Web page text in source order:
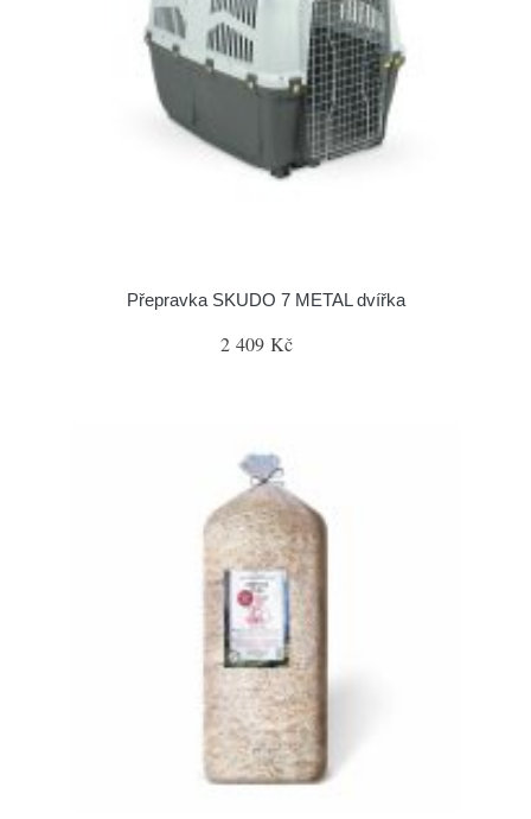
Přepravka SKUDO 7 METAL dvířka
2 409 Kč